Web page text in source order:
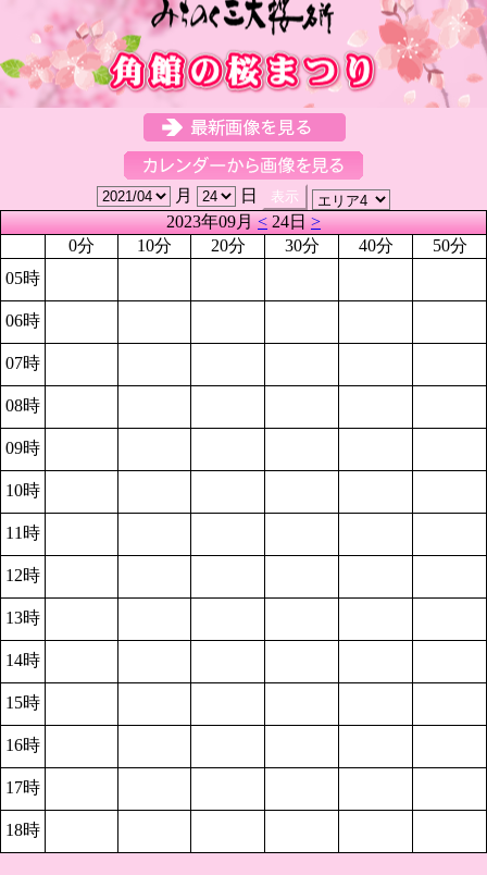
月
日
2023年09月<24日>
0分
10分 20分 30分 40分
50分
05時
06時
07時
08時
09時
10時
11時
12時
13時
14時
15時
16時
17時
18時